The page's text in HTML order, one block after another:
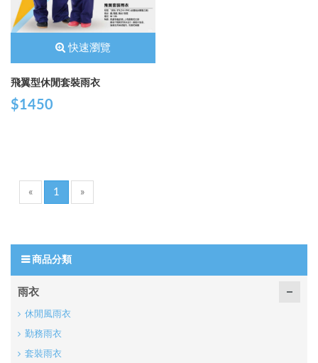
快速瀏覽
飛翼型休閒套裝雨衣
$1450
« 1 »
商品分類
雨衣
休閒風雨衣
勤務雨衣
套裝雨衣